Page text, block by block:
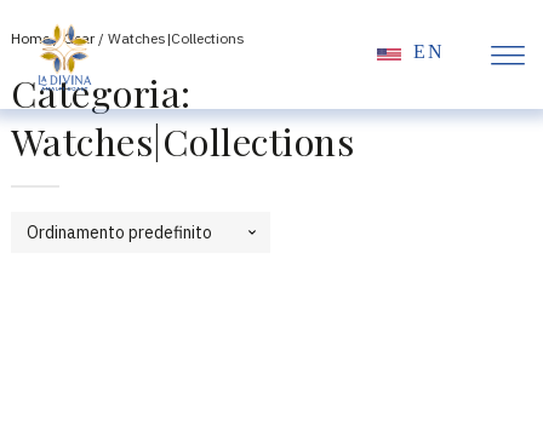
EN
Home/Gear/ Watches|Collections
Categoria:
Watches|Collections